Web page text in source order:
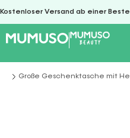
Kostenloser Versand ab einer
Sie befinden sich hier:
Große Geschenktasche mit